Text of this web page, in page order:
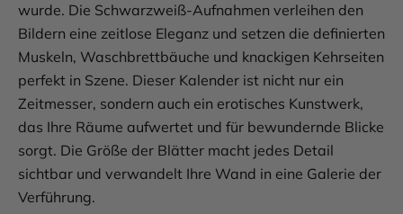
wurde. Die Schwarzweiß-Aufnahmen verleihen den
Bildern eine zeitlose Eleganz und setzen die definierten
Muskeln, Waschbrettbäuche und knackigen Kehrseiten
perfekt in Szene. Dieser Kalender ist nicht nur ein
Zeitmesser, sondern auch ein erotisches Kunstwerk,
das Ihre Räume aufwertet und für bewundernde Blicke
sorgt. Die Größe der Blätter macht jedes Detail
sichtbar und verwandelt Ihre Wand in eine Galerie der
Verführung.